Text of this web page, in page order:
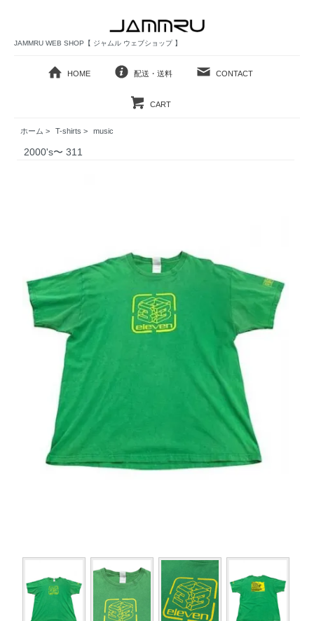
JAMMRU WEB SHOP【 ジャムル ウェブショップ 】
HOME 配送・送料 CONTACT
CART
ホーム > T-shirts > music
2000's〜 311